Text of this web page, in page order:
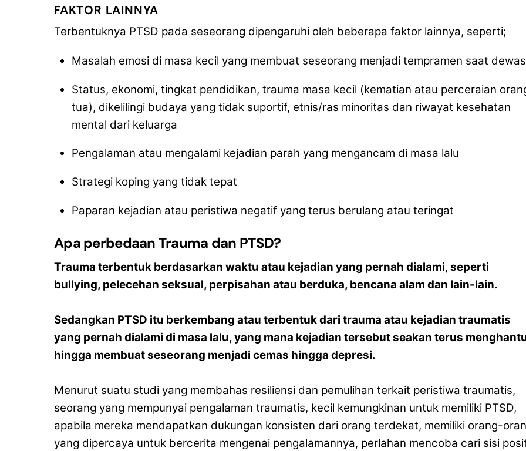
FAKTOR LAINNYA
Terbentuknya PTSD pada seseorang dipengaruhi oleh beberapa faktor lainnya, seperti;
Masalah emosi di masa kecil yang membuat seseorang menjadi tempramen saat
Status, ekonomi, tingkat pendidikan, trauma masa kecil (kematian atau perceraian
tua), dikelilingi budaya yang tidak suportif, etnis/ras minoritas dan riwayat kesehatan
mental dari keluarga
Pengalaman atau mengalami kejadian parah yang mengancam di masa lalu
Strategi koping yang tidak tepat
Paparan kejadian atau peristiwa negatif yang terus berulang atau teringat
Apa perbedaan Trauma dan PTSD?
Trauma terbentuk berdasarkan waktu atau kejadian yang pernah dialami, seperti
bullying, pelecehan seksual, perpisahan atau berduka, bencana alam dan lain-lain.
Sedangkan PTSD itu berkembang atau terbentuk dari trauma atau kejadian traumatis
yang pernah dialami di masa lalu, yang mana kejadian tersebut seakan terus
hingga membuat seseorang menjadi cemas hingga depresi.
Menurut suatu studi yang membahas resiliensi dan pemulihan terkait peristiwa traumatis,
seorang yang mempunyai pengalaman traumatis, kecil kemungkinan untuk memiliki PTSD,
apabila mereka mendapatkan dukungan konsisten dari orang terdekat, memiliki orang-
yang dipercaya untuk bercerita mengenai pengalamannya, perlahan mencoba cari sisi